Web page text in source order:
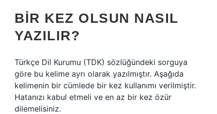
BIR KEZ OLSUN NASIL
YAZILIR?
Türkçe Dil Kurumu (TDK) sözlüğündeki sorguya
göre bu kelime ayrı olarak yazılmıştır. Aşağıda
kelimenin bir cümlede bir kez kullanımı verilmiştir.
Hatanızı kabul etmeli ve en az bir kez özür
dilemelisiniz.